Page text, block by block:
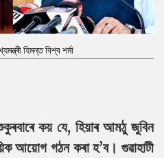
হিমন্ত বিশ্ব শৰ্মা
কয় যে, হিয়াৰ আমঠু জুবিন
আয়োগ গঠন কৰা হ’ব। গুৱাহাটী